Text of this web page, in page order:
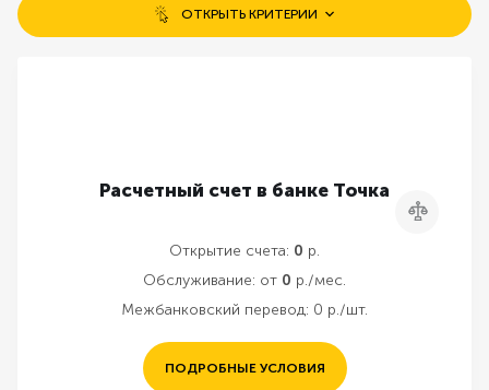
ОТКРЫТЬ КРИТЕРИИ
Расчетный счет в банке Точка
Сравнить
Открытие счета: 0 р.
Обслуживание: от 0 р./мес.
Межбанковский перевод: 0 р./шт.
ПОДРОБНЫЕ УСЛОВИЯ